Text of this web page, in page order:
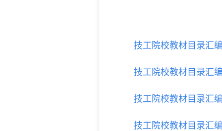
技工院校教材目录汇
技工院校教材目录汇
技工院校教材目录汇
技工院校教材目录汇